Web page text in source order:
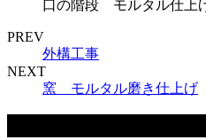
口の階段 モルタル仕
PREV
外構工事
NEXT
窯 モルタル磨き仕上げ